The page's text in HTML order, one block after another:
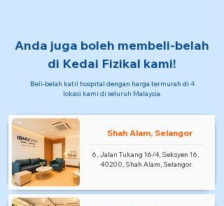
Anda juga boleh membeli-belah
di Kedai Fizikal kami!
Beli-belah katil hospital dengan harga termurah di 4
lokasi kami di seluruh Malaysia.
Shah Alam, Selangor
6, Jalan Tukang 16/4, Seksyen 16,
40200, Shah Alam, Selangor.